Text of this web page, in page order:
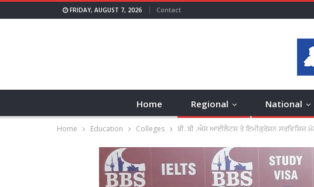
FRIDAY, AUGUST 7, 2026 Contact
Home Regional National
Home Education Colleges ਬੀ. ਬੀ .ਐਸ ਆਈਲੈਟਸ ਤੇ ਇਮੀਗ੍ਰੇਸ਼ਨ ਸਰਵਿਸ਼ਿਜ